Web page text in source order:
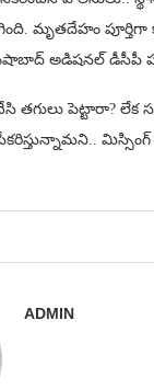
మృతదేహం పూర్తిగా
అడిషనల్‌ డీసీపీ
తగులు పెట్టారా? లేక
మిస్సింగ్
ADMIN